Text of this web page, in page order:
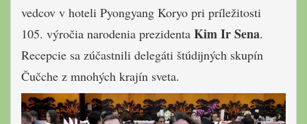
vedcov v hoteli Pyongyang Koryo pri príležitosti
105. výročia narodenia prezidenta Kim Ir Sena.
Recepcie sa zúčastnili delegáti štúdijných skupín
Čučche z mnohých krajín sveta.